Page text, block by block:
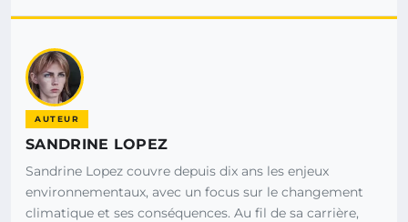
AUTEUR
SANDRINE LOPEZ
Sandrine Lopez couvre depuis dix ans les enjeux
environnementaux, avec un focus sur le changement
climatique et ses conséquences. Au fil de sa carrière,